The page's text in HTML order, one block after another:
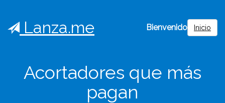
Lanza.me Bienvenido Inicio
Acortadores que más
pagan